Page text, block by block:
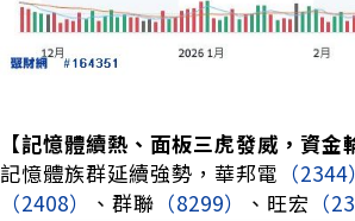
【記憶體續熱、面板三虎發威，資金
記憶體族群延續強勢，華邦電 （2344）
（2408）
、群聯 （8299） 、旺宏 （